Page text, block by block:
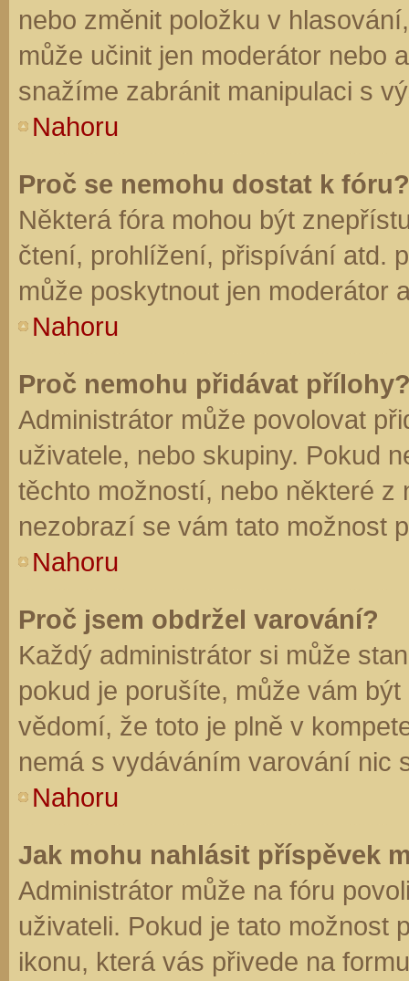
nebo změnit položku v
může učinit jen moderátor nebo
snažíme zabránit manipulaci s
Nahoru
Proč se nemohu dostat k fóru?
Některá fóra mohou být
čtení, prohlížení, přispívání atd.
může poskytnout jen moderátor
Nahoru
Proč nemohu přidávat
Administrátor může povolovat
uživatele, nebo skupiny. Pokud
těchto možností, nebo některé z
nezobrazí se vám tato možnost
Nahoru
Proč jsem obdržel varování?
Každý administrátor si může
pokud je porušíte, může vám
vědomí, že toto je plně v
nemá s vydáváním varování nic
Nahoru
Jak mohu nahlásit příspěvek
Administrátor může na fóru
uživateli. Pokud je tato možnost
ikonu, která vás přivede na